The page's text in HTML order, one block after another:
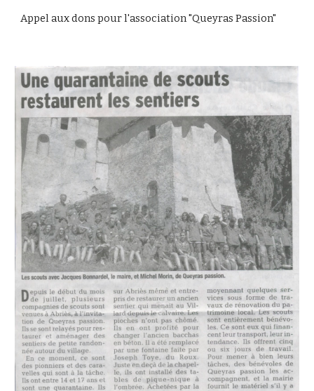
Appel aux dons pour l'association "Queyras Passion"